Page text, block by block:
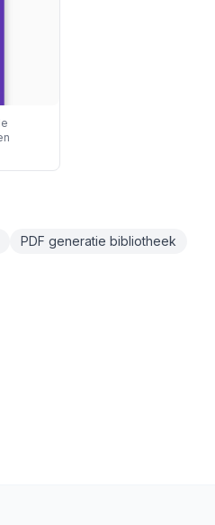
PDF generatie bibliotheek